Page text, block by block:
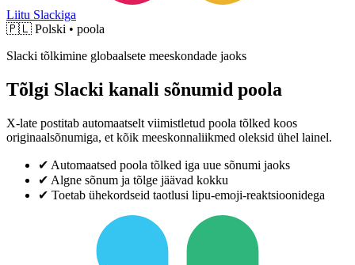
Liitu Slackiga
🇵🇱 Polski • poola
Slacki tõlkimine globaalsete meeskondade jaoks
Tõlgi Slacki kanali sõnumid poola
X-late postitab automaatselt viimistletud poola tõlked koos
originaalsõnumiga, et kõik meeskonnaliikmed oleksid ühel lainel.
✔ Automaatsed poola tõlked iga uue sõnumi jaoks
✔ Algne sõnum ja tõlge jäävad kokku
✔ Toetab ühekordseid taotlusi lipu-emoji-reaktsioonidega